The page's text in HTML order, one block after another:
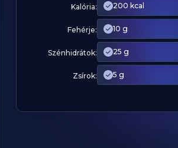
Kalória: 200 kcal
Fehérje: 10 g
Szénhidrátok: 25 g
Zsírok: 5 g